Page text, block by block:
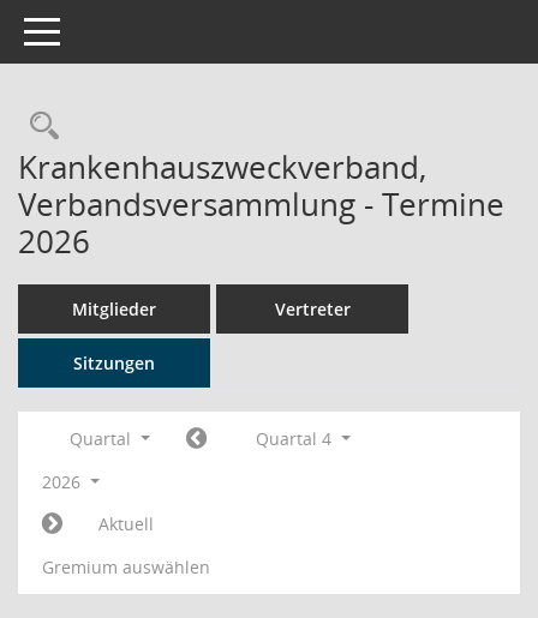
Toggle navigation
Rechercheauswahl
Krankenhauszweckverband,
Verbandsversammlung - Termine
2026
Mitglieder Vertreter
Sitzungen
Quartal
Quartal 4
2026
Aktuell
Gremium auswählen